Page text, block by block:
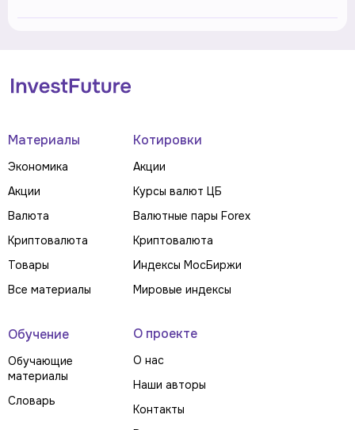
Материалы
Экономика
Акции
Валюта
Криптовалюта
Товары
Все материалы
Котировки
Акции
Курсы валют ЦБ
Валютные пары Forex
Криптовалюта
Индексы МосБиржи
Мировые индексы
Обучение
Обучающие
материалы
Словарь
О проекте
О нас
Наши авторы
Контакты